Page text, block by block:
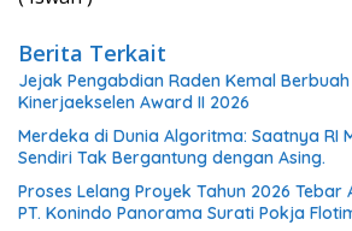
Berita Terkait
Jejak Pengabdian Raden Kemal
Kinerjaekselen Award II 2026
Merdeka di Dunia Algoritma: Saatnya RI
Sendiri Tak Bergantung dengan Asing.
Proses Lelang Proyek Tahun 2026 Tebar
PT. Konindo Panorama Surati Pokja